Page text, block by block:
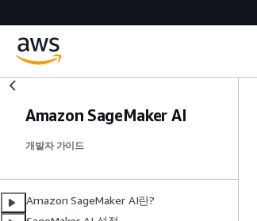
Amazon SageMaker AI
개발자 가이드
Amazon SageMaker AI란?